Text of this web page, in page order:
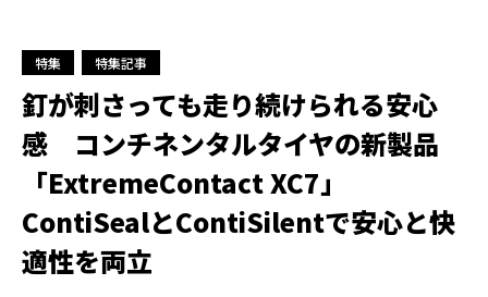
特集 特集記事
釘が刺さっても走り続けられる安心
感 コンチネンタルタイヤの新製品
「ExtremeContact XC7」
ContiSealとContiSilentで安心と快
適性を両立